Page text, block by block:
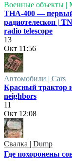
Военные объекты |
ТНА-400 — первый
радиотелескоп |
radio telescope
13
Окт 11:56
Автомобили | Cars
Красный трактор
neighbors
11
Окт 12:08
Свалка | Dump
Где похоронены